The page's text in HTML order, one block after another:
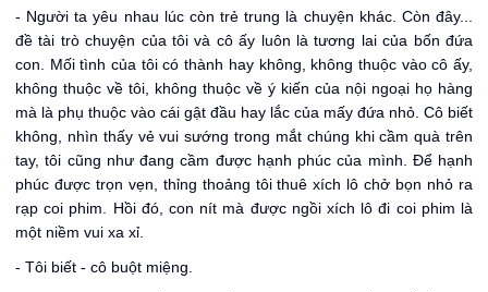
- Người ta yêu nhau lúc còn trẻ trung là chuyện khác. Còn đây...
đề tài trò chuyện của tôi và cô ấy luôn là tương lai của bốn đứa
con. Mối tình của tôi có thành hay không, không thuộc vào cô ấy,
không thuộc về tôi, không thuộc về ý kiến của nội ngoại họ hàng
mà là phụ thuộc vào cái gật đầu hay lắc của mấy đứa nhỏ. Cô biết
không, nhìn thấy vẻ vui sướng trong mắt chúng khi cầm quà trên
tay, tôi cũng như đang cầm được hạnh phúc của mình. Để hạnh
phúc được trọn vẹn, thỉng thoảng tôi thuê xích lô chở bọn nhỏ ra
rạp coi phim. Hồi đó, con nít mà được ngồi xích lô đi coi phim là
một niềm vui xa xỉ.
- Tôi biết - cô buột miệng.